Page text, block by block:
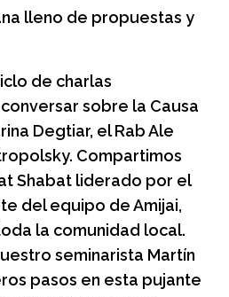
lleno de propuestas y
de charlas
sobre la Causa
Degtiar, el Rab Ale
Compartimos
Shabat liderado por el
del equipo de Amijai,
la comunidad local.
seminarista Martín
pasos en esta pujante